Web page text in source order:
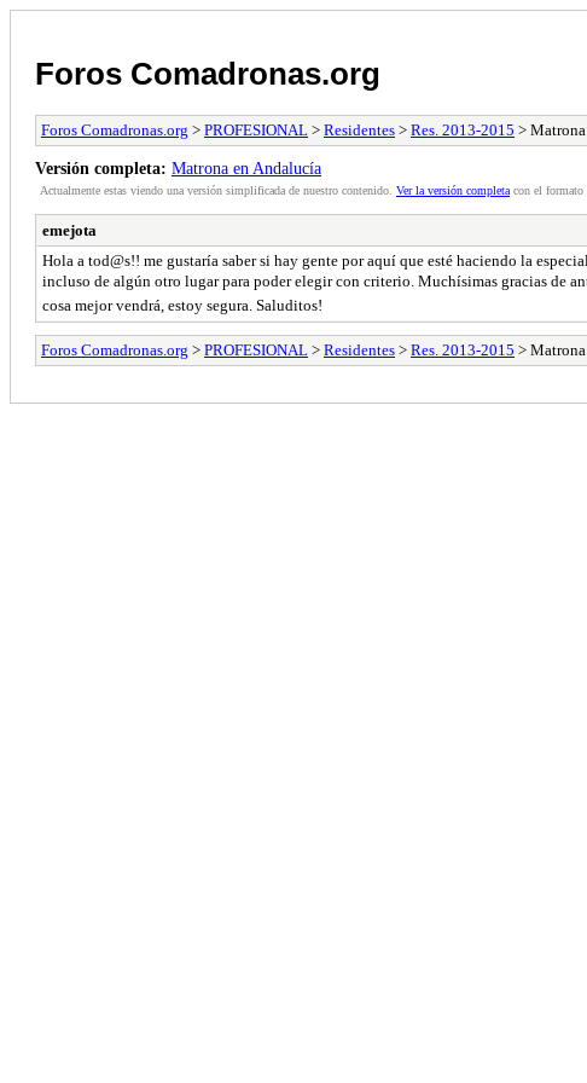
Foros Comadronas.org
Foros Comadronas.org > PROFESIONAL > Residentes > Res. 2013-2015 >
Versión completa: Matrona en Andalucía
Actualmente estas viendo una versión simplificada de nuestro contenido. Ver la versión completa con el formato
emejota
Hola a tod@s!! me gustaría saber si hay gente por aquí que esté haciendo la
incluso de algún otro lugar para poder elegir con criterio. Muchísimas gracias de
cosa mejor vendrá, estoy segura. Saluditos!
Foros Comadronas.org > PROFESIONAL > Residentes > Res. 2013-2015 >